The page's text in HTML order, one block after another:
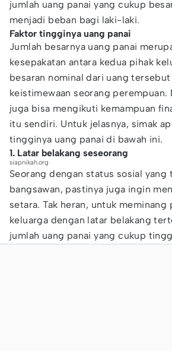
jumlah uang panai yang cukup
menjadi beban bagi laki-laki.
Faktor tingginya uang panai
Jumlah besarnya uang panai
kesepakatan antara kedua pihak
besaran nominal dari uang
keistimewaan seorang perempuan.
juga bisa mengikuti kemampuan
itu sendiri. Untuk jelasnya, simak
tingginya uang panai di bawah ini.
1. Latar belakang seseorang
siapnikah.org
Seorang dengan status sosial
bangsawan, pastinya juga ingin
setara. Tak heran, untuk meminang
keluarga dengan latar belakang
jumlah uang panai yang cukup